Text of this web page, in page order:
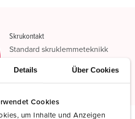
Details Über Cookies
Cookies
um Inhalte und Anzeigen
Skrukontakt
Standard skruklemmeteknikk
Les mer